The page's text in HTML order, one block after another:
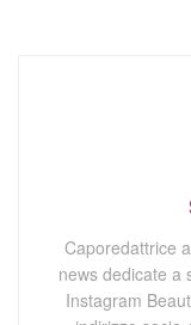
Caporedattrice
news dedicate a
Instagram